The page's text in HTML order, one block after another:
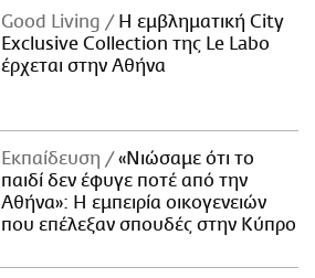
Good Living
Η εμβληματική City
Exclusive Collection της Le Labo
έρχεται στην Αθήνα
Εκπαίδευση
«Νιώσαμε ότι το
παιδί δεν έφυγε ποτέ από την
Αθήνα»: Η εμπειρία οικογενειών
που επέλεξαν σπουδές στην Κύπρο